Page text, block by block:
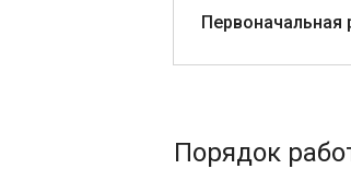
Первоначальная
Порядок